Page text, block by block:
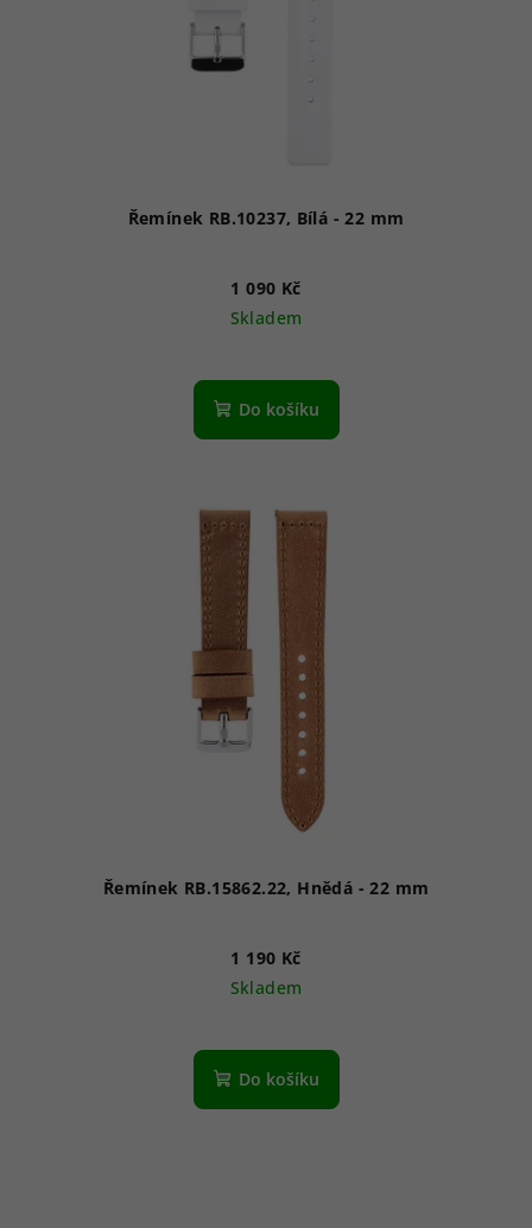
Řemínek RB.10237, Bílá - 22 mm
1 090 Kč
Skladem
Do košíku
Řemínek RB.15862.22, Hnědá - 22 mm
1 190 Kč
Skladem
Do košíku